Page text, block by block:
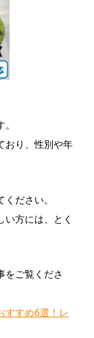
おり、性別や年
ださい。
方には、とく
をご覧くださ
すすめ6選！レ